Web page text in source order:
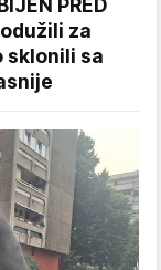
PRED
za
sklonili sa